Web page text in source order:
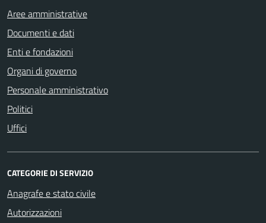
Aree amministrative
Documenti e dati
Enti e fondazioni
Organi di governo
Personale amministrativo
Politici
Uffici
CATEGORIE DI SERVIZIO
Anagrafe e stato civile
Autorizzazioni